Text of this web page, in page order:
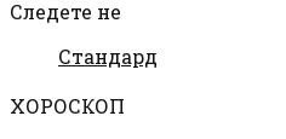
Следете не
Стандард
ХОРОСКОП